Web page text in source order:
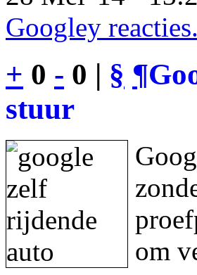
Googley
+ 0 - 0 | § ¶
stuur
om